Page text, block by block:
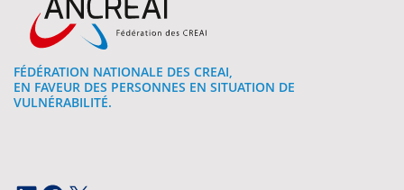
FÉDÉRATION NATIONALE DES CREAI,
EN FAVEUR DES PERSONNES EN SITUATION DE
VULNÉRABILITÉ.